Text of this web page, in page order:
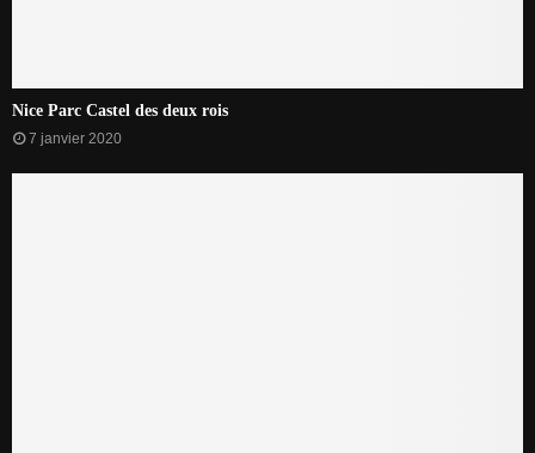
Nice Parc Castel des deux rois
7 janvier 2020